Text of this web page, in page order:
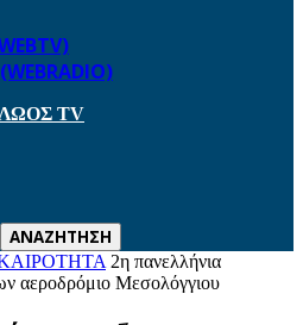
TV
2η πανελλήνια
αεροδρόμιο Μεσολόγγιου